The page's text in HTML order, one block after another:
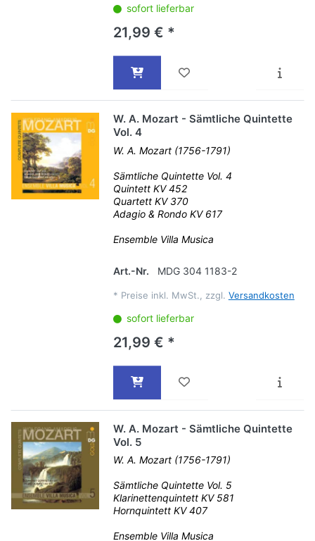
sofort lieferbar
21,99 € *
W. A. Mozart - Sämtliche Quintette
Vol. 4
W. A. Mozart (1756-1791)
Sämtliche Quintette Vol. 4
Quintett KV 452
Quartett KV 370
Adagio & Rondo KV 617
Ensemble Villa Musica
Art.-Nr. MDG 304 1183-2
* Preise inkl. MwSt., zzgl. Versandkosten
sofort lieferbar
21,99 € *
W. A. Mozart - Sämtliche Quintette
Vol. 5
W. A. Mozart (1756-1791)
Sämtliche Quintette Vol. 5
Klarinettenquintett KV 581
Hornquintett KV 407
Ensemble Villa Musica